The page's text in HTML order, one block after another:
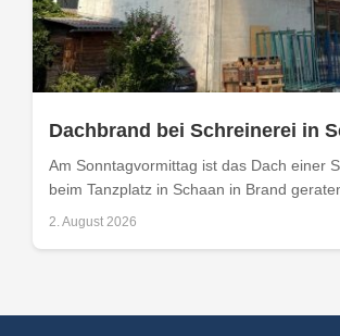
Dachbrand bei Schreinerei in
Am Sonntagvormittag ist das Dach einer
beim Tanzplatz in Schaan in Brand
2. August 2026